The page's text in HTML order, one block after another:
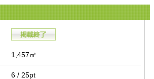
1,457㎡
6 / 25pt